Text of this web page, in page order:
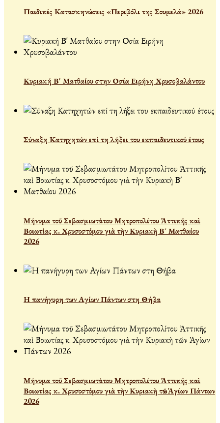
Παιδικές Κατασκηνώσεις «Περιβόλι της Σουμελά» 2026
Κυριακή Β' Ματθαίου στην Οσία Ειρήνη Χρυσοβαλάντου
Σύναξη Κατηχητών επί τη λήξει του εκπαιδευτικού έτους
Μήνυμα τοῦ Σεβασμιωτάτου Μητροπολίτου Ἀττικῆς καὶ
Βοιωτίας κ. Χρυσοστόμου γιὰ τὴν Κυριακὴ Β´ Ματθαίου
2026
Η πανήγυρη των Αγίων Πάντων στη Θήβα
Μήνυμα τοῦ Σεβασμιωτάτου Μητροπολίτου Ἀττικῆς καὶ
Βοιωτίας κ. Χρυσοστόμου γιὰ τὴν Κυριακὴ τῶν Ἁγίων Πάντων
2026